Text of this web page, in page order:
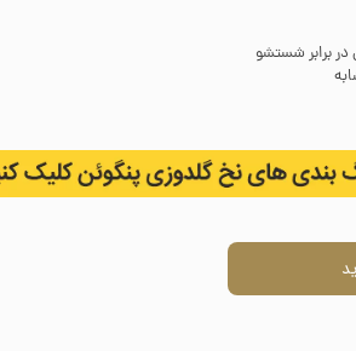
در برابر شستشو